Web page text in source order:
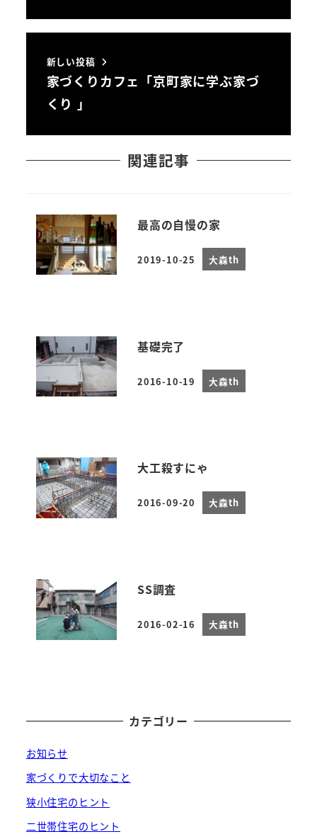
新しい投稿
家づくりカフェ「京町家に学ぶ家づ
くり 」
関連記事
最高の自慢の家
投稿日
2019-10-25 大森th
基礎完了
投稿日
2016-10-19 大森th
大工殺すにゃ
投稿日
2016-09-20 大森th
SS調査
投稿日
2016-02-16 大森th
カテゴリー
お知らせ
家づくりで大切なこと
狭小住宅のヒント
二世帯住宅のヒント